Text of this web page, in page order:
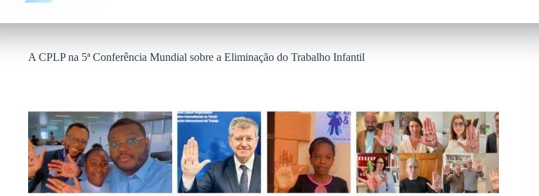
A CPLP na 5ª Conferência Mundial sobre a Eliminação do Trabalho Infantil